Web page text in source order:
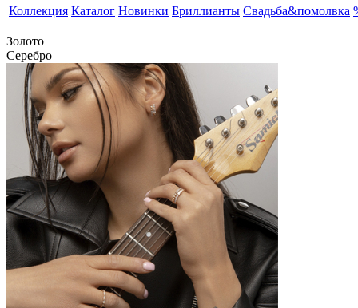
Коллекция Каталог Новинки Бриллианты Свадьба&помолвка
Золото
Серебро